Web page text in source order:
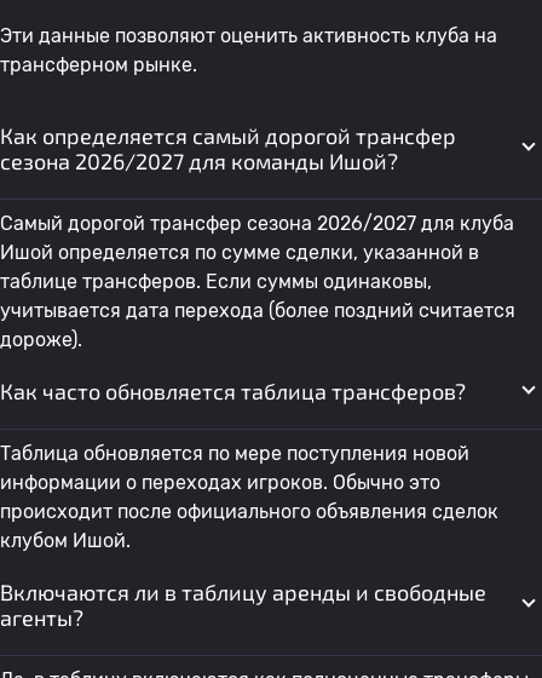
Эти данные позволяют оценить активность клуба на
трансферном рынке.
Как определяется самый дорогой трансфер
сезона 2026/2027 для команды Ишой?
Самый дорогой трансфер сезона 2026/2027 для клуба
Ишой определяется по сумме сделки, указанной в
таблице трансферов. Если суммы одинаковы,
учитывается дата перехода (более поздний считается
дороже).
Как часто обновляется таблица трансферов?
Таблица обновляется по мере поступления новой
информации о переходах игроков. Обычно это
происходит после официального объявления сделок
клубом Ишой.
Включаются ли в таблицу аренды и свободные
агенты?